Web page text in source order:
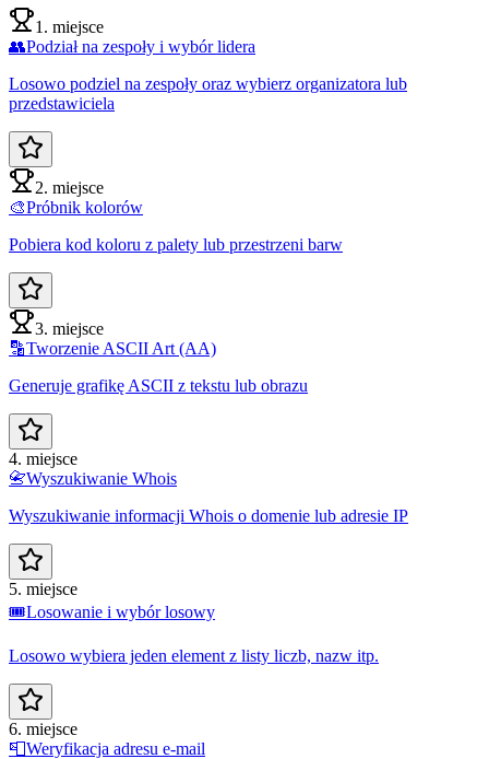
1. miejsce
👥Podział na zespoły i wybór lidera
Losowo podziel na zespoły oraz wybierz organizatora lub
przedstawiciela
2. miejsce
🎨Próbnik kolorów
Pobiera kod koloru z palety lub przestrzeni barw
3. miejsce
🔡Tworzenie ASCII Art (AA)
Generuje grafikę ASCII z tekstu lub obrazu
4. miejsce
📇Wyszukiwanie Whois
Wyszukiwanie informacji Whois o domenie lub adresie IP
5. miejsce
🎟️Losowanie i wybór losowy
Losowo wybiera jeden element z listy liczb, nazw itp.
6. miejsce
📮Weryfikacja adresu e-mail